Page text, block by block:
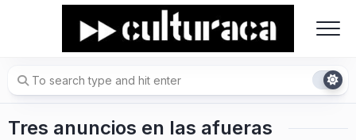
Tres anuncios en las afueras